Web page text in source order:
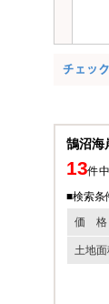
鵠沼海
13件中
■検索条
価 格
土地面